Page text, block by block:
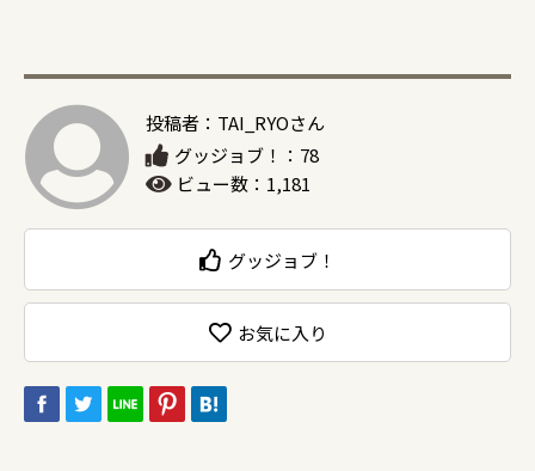
投稿者：TAI_RYOさん
グッジョブ！：78
ビュー数：1,181
グッジョブ！
お気に入り